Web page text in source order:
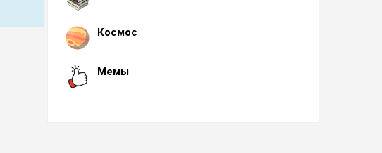
Космос
Мемы